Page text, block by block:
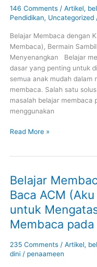
146 Comments / Artikel,
Pendidikan, Uncategorized
Belajar Membaca dengan
Membaca), Bermain
Menyenangkan Belajar
dasar yang penting untuk
semua anak mudah dalam
membaca. Salah satu
masalah belajar membaca
menggunakan
(Aku
Cepat
Bermain
Sambil
Belajar
dengan
Cara
yang
Menyenangkan
Read More »
Belajar
Baca ACM
untuk
Membaca
235 Comments / Artikel,
dini / penaameen
Belajar
Membaca
dengan
Kartu
Baca
(Aku
Cepat